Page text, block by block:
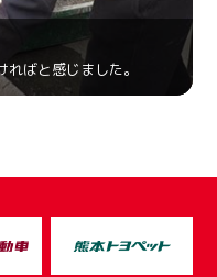
ばと感じました。